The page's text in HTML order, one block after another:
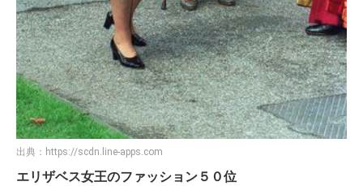
出典： https://scdn.line-apps.com
エリザベス女王のファッション５０位